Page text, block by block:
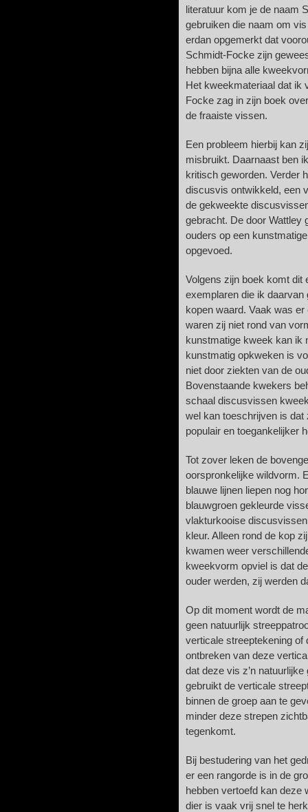
literatuur kom je de naam
gebruiken die naam om
erdan opgemerkt dat
Schmidt-Focke zijn
hebben bijna alle
Het kweekmateriaal dat ik
Focke zag in zijn boek
de fraaiste vissen.
Een probleem hierbij kan
misbruikt. Daarnaast ben
kritisch geworden. Verder
discusvis ontwikkeld, een
de gekweekte
gebracht. De door Wattley
ouders op een
opgevoed.
Volgens zijn boek komt dit
exemplaren die ik daarvan
kopen waard. Vaak was
waren zij niet rond van
kunstmatige kweek kan ik
kunstmatig opkweken is
niet door ziekten van de
Bovenstaande kwekers
schaal discusvissen
wel kan toeschrijven is
populair en toegankelijker
Tot zover leken de
oorspronkelijke wildvorm.
blauwe lijnen liepen nog
blauwgroen gekleurde
vlakturkooise
kleur. Alleen rond de kop
kwamen weer
kweekvorm opviel is dat
ouder werden, zij werden
Op dit moment wordt de
geen natuurlijk
verticale streeptekening of
ontbreken van deze
dat deze vis z’n
gebruikt de verticale
binnen de groep aan te
minder deze strepen
tegenkomt.
Bij bestudering van het
er een rangorde is in de
hebben vertoefd kan deze
dier is vaak vrij snel te